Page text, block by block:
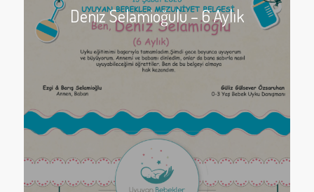
Deniz Selamioğulu – 6 Aylık